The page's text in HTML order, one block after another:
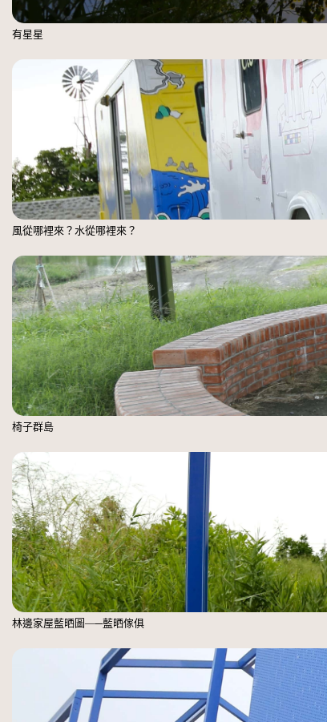
有星星
風從哪裡來？水從哪裡來？
椅子群島
林邊家屋藍晒圖—─藍晒傢俱